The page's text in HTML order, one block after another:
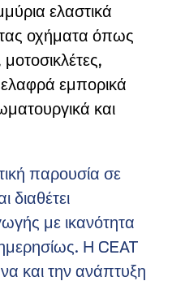
ελαστικά
οχήματα όπως
εμπορικά
και
παρουσία σε
διαθέτει
με ικανότητα
Η CEAT
και την ανάπτυξη